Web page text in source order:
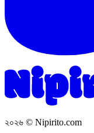
২০২৬ © Nipirito.com